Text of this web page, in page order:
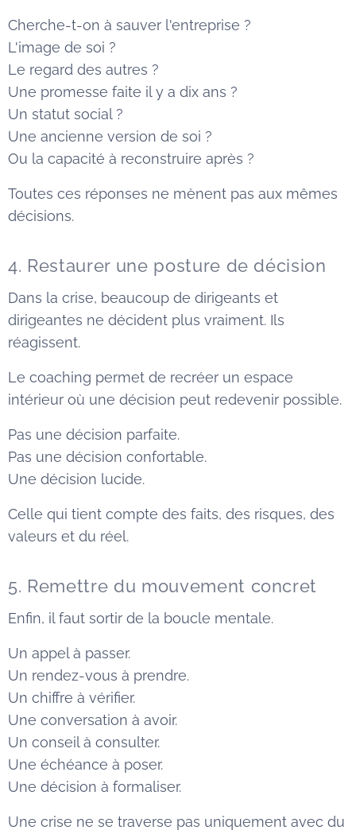
Cherche-t-on à sauver l'entreprise ?
L'image de soi ?
Le regard des autres ?
Une promesse faite il y a dix ans ?
Un statut social ?
Une ancienne version de soi ?
Ou la capacité à reconstruire après ?
Toutes ces réponses ne mènent pas aux mêmes
décisions.
4. Restaurer une posture de décision
Dans la crise, beaucoup de dirigeants et
dirigeantes ne décident plus vraiment. Ils
réagissent.
Le coaching permet de recréer un espace
intérieur où une décision peut redevenir possible.
Pas une décision parfaite.
Pas une décision confortable.
Une décision lucide.
Celle qui tient compte des faits, des risques, des
valeurs et du réel.
5. Remettre du mouvement concret
Enfin, il faut sortir de la boucle mentale.
Un appel à passer.
Un rendez-vous à prendre.
Un chiffre à vérifier.
Une conversation à avoir.
Un conseil à consulter.
Une échéance à poser.
Une décision à formaliser.
Une crise ne se traverse pas uniquement avec du